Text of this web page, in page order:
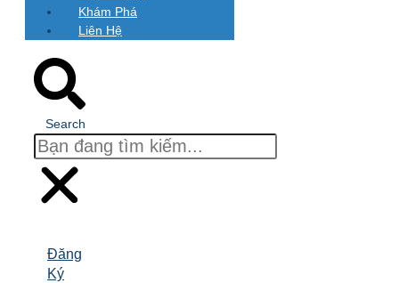
Khám Phá
Liên Hệ
Search
Đăng
Ký